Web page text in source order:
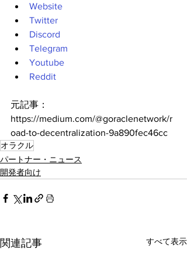
Website
Twitter
Discord
Telegram
Youtube
Reddit
元記事：
https://medium.com/@goraclenetwork/r
oad-to-decentralization-9a890fec46cc
オラクル
パートナー・ニュース
開発者向け
関連記事 すべて表示